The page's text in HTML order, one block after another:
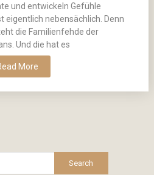
und entwickeln Gefühle
eigentlich nebensächlich. Denn
die Familienfehde der
Und die hat es
More